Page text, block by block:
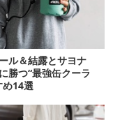
ル＆結露とサヨナ
勝つ“最強缶クーラ
め14選